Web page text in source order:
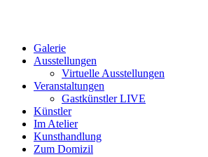
Galerie
Ausstellungen
Virtuelle Ausstellungen
Veranstaltungen
Gastkünstler LIVE
Künstler
Im Atelier
Kunsthandlung
Zum Domizil